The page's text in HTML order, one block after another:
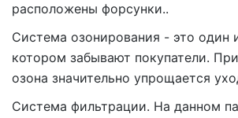
расположены форсунки..
Система озонирования - это один
котором забывают покупатели.
озона значительно упрощается
Система фильтрации. На данном